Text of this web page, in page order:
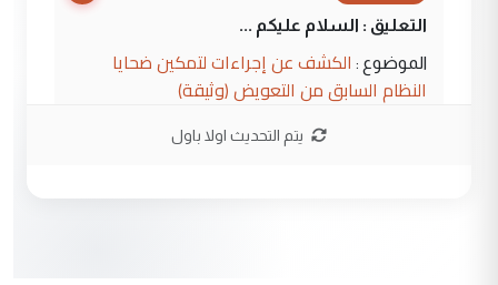
التعليق : السلام عليكم ...
الموضوع : الكشف عن إجراءات لتمكين ضحايا
النظام السابق من التعويض (وثيقة)
محمد حسين عبد الكريم حسين
يتم التحديث اولا باول